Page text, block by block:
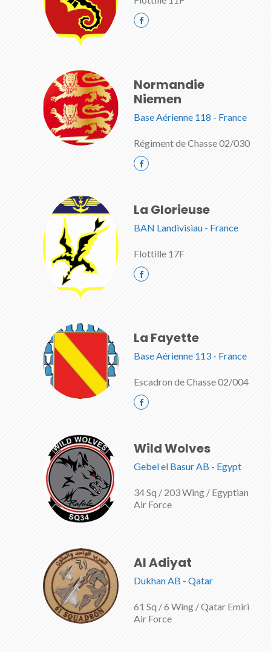
Normandie
Niemen
Base Aérienne 118 - France
Régiment de Chasse 02/030
La Glorieuse
BAN Landivisiau - France
Flottille 17F
La Fayette
Base Aérienne 113 - France
Escadron de Chasse 02/004
Wild Wolves
Gebel el Basur AB - Egypt
34 Sq / 203 Wing / Egyptian
Air Force
Al Adiyat
Dukhan AB - Qatar
61 Sq / 6 Wing / Qatar Emiri
Air Force